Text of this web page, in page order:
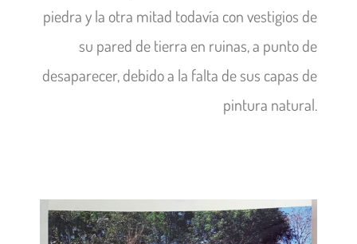
piedra y la otra mitad todavía con vestigios de
su pared de tierra en ruinas, a punto de
desaparecer, debido a la falta de sus capas de
pintura natural.